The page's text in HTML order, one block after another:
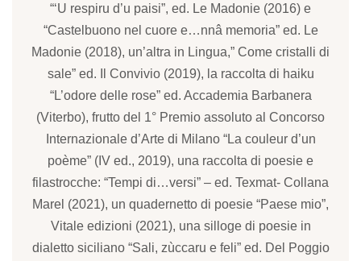
“‘U respiru d’u paisi”, ed. Le Madonie (2016) e
“Castelbuono nel cuore e…nnâ memoria” ed. Le
Madonie (2018), un’altra in Lingua,” Come cristalli di
sale” ed. Il Convivio (2019), la raccolta di haiku
“L’odore delle rose” ed. Accademia Barbanera
(Viterbo), frutto del 1° Premio assoluto al Concorso
Internazionale d’Arte di Milano “La couleur d’un
poème” (IV ed., 2019), una raccolta di poesie e
filastrocche: “Tempi di…versi” – ed. Texmat- Collana
Marel (2021), un quadernetto di poesie “Paese mio”,
Vitale edizioni (2021), una silloge di poesie in
dialetto siciliano “Sali, zùccaru e feli” ed. Del Poggio